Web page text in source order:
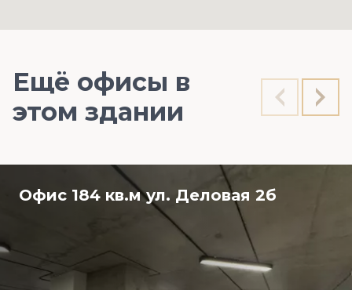
Ещё офисы в
этом здании
Офис 184 кв.м ул. Деловая 2б